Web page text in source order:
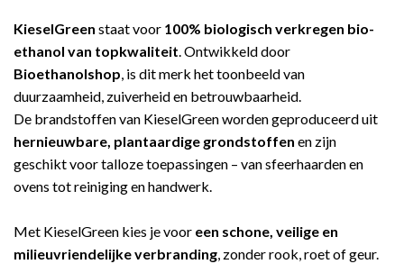
KieselGreen staat voor 100% biologisch verkregen bio-
ethanol van topkwaliteit. Ontwikkeld door
Bioethanolshop, is dit merk het toonbeeld van
duurzaamheid, zuiverheid en betrouwbaarheid.
De brandstoffen van KieselGreen worden geproduceerd uit
hernieuwbare, plantaardige grondstoffen en zijn
geschikt voor talloze toepassingen – van sfeerhaarden en
ovens tot reiniging en handwerk.
Met KieselGreen kies je voor een schone, veilige en
milieuvriendelijke verbranding, zonder rook, roet of geur.